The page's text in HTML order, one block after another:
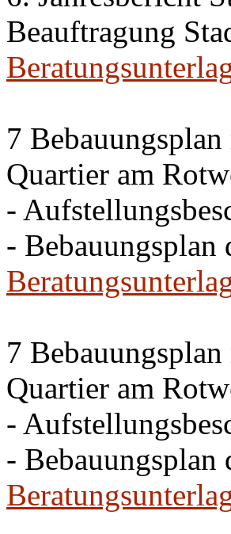
Beauftragung
7
Quartier am
-
-
7
Quartier am
-
-